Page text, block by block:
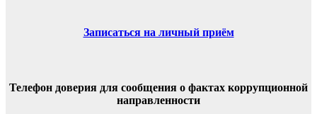
Записаться на личный приём
Телефон доверия для сообщения о фактах коррупционной
направленности